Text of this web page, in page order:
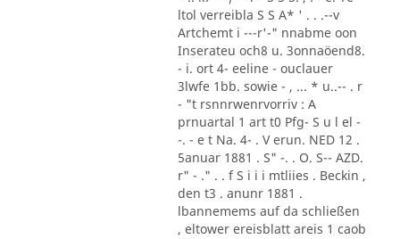
ltol verreibla S S A* ' . . .--v
Artchemt i ---r'-" nnabme oon
Inserateu och8 u. 3onnaöend8.
- i. ort 4- eeline - ouclauer
3lwfe 1bb. sowie - , ... * u..-- . r
- "t rsnnrwenrvorriv : A
prnuartal 1 art t0 Pfg- S u l el -
-. - e t Na. 4- . V erun. NED 12 .
5anuar 1881 . S" -. . O. S-- AZD.
r" - ." . . f S i i i mtliies . Beckin ,
den t3 . anunr 1881 .
lbannemems auf da schließen
, eltower ereisblatt areis 1 caob